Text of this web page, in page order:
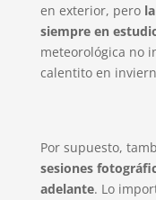
en exterior, pero
siempre en
meteorológica no
calentito en
Por supuesto,
sesiones
adelante. Lo